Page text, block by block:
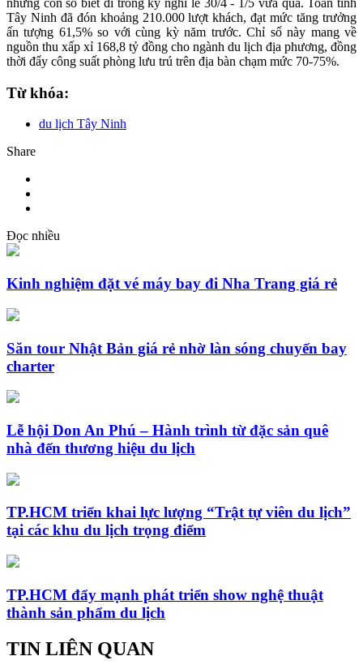
những con số biết đi trong kỳ nghỉ lễ 30/4 - 1/5 vừa qua. Toàn tỉnh
Tây Ninh đã đón khoảng 210.000 lượt khách, đạt mức tăng trưởng
ấn tượng 61,5% so với cùng kỳ năm trước. Chỉ số này mang về
nguồn thu xấp xỉ 168,8 tỷ đồng cho ngành du lịch địa phương, đồng
thời đẩy công suất phòng lưu trú trên địa bàn chạm mức 70-75%.
Từ khóa:
du lịch Tây Ninh
Share
Đọc nhiều
Kinh nghiệm đặt vé máy bay đi Nha Trang giá rẻ
Săn tour Nhật Bản giá rẻ nhờ làn sóng chuyến bay
charter
Lễ hội Don An Phú – Hành trình từ đặc sản quê
nhà đến thương hiệu du lịch
TP.HCM triển khai lực lượng “Trật tự viên du lịch”
tại các khu du lịch trọng điểm
TP.HCM đẩy mạnh phát triển show nghệ thuật
thành sản phẩm du lịch
TIN LIÊN QUAN